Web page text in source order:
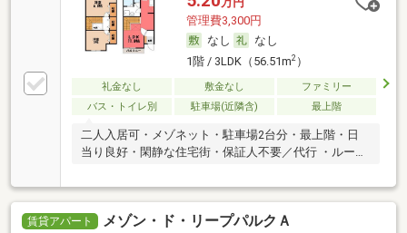
管理費3,300円
なし
なし
1階 / 3LDK（56.51m2）
礼金なし 敷金なし
ファミリー
バス・トイレ別
駐車場(近隣含) 最上階
二人入居可・メゾネット・駐車場2台分・最上階・日
当り良好・閑静な住宅街・保証人不要／代行 ・ルーム
賃貸アパート メゾン・ド・リープパルクＡ